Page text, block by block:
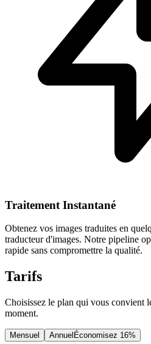
Traitement Instantané
Obtenez vos images traduites en
traducteur d'images. Notre pipeline
rapide sans compromettre la qualité.
Tarifs
Choisissez le plan qui vous convient
moment.
Mensuel Annuel Économisez 16%